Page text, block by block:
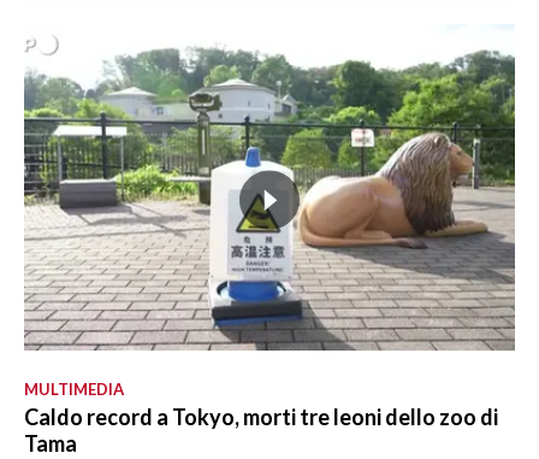
MULTIMEDIA
Caldo record a Tokyo, morti tre leoni dello zoo di
Tama